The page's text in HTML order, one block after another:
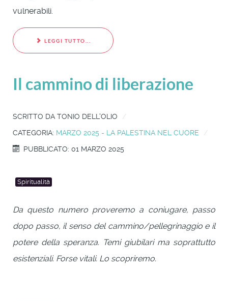
vulnerabili.
LEGGI TUTTO...
Il cammino di liberazione
SCRITTO DA TONIO DELL'OLIO
CATEGORIA: MARZO 2025 - LA PALESTINA NEL CUORE
PUBBLICATO: 01 MARZO 2025
Spiritualità
Da questo numero proveremo a coniugare, passo
dopo passo, il senso del cammino/pellegrinaggio e il
potere della speranza. Temi giubilari ma soprattutto
esistenziali. Forse vitali. Lo scopriremo.